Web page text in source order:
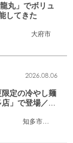
大府市
丸」でボリュ
してきた
知多市
,半田市
2026.08.06
定の冷やし麺
」で登場／ち